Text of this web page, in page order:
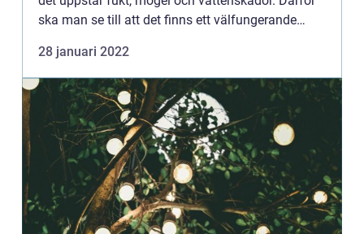
ska man se till att det finns ett välfungerande
28 januari 2022